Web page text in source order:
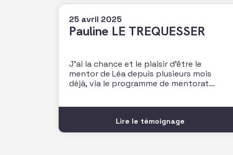
25 avril 2025
Pauline LE TREQUESSER
J’ai la chance et le plaisir d’être le
mentor de Léa depuis plusieurs mois
déjà, via le programme de mentorat
de talent, et de lui partager un peu de
mon expérience sur une
Lire le témoignage